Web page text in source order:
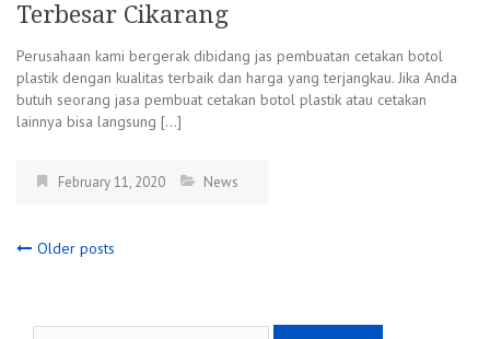
Terbesar Cikarang
Perusahaan kami bergerak dibidang jas pembuatan cetakan botol
plastik dengan kualitas terbaik dan harga yang terjangkau. Jika Anda
butuh seorang jasa pembuat cetakan botol plastik atau cetakan
lainnya bisa langsung […]
February 11, 2020 News
Posts
navigation
Older posts